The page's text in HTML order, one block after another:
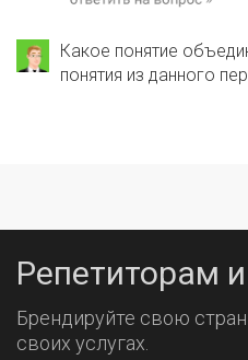
Какое понятие
понятия из данного
Репетиторам
Брендируйте свою
своих услугах.